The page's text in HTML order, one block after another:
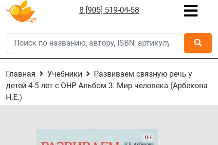
8 [905] 519-04-58
Главная Учебники
Развиваем связную речь у
детей 4-5 лет с ОНР Альбом 3. Мир человека (Арбекова
Н.Е.)